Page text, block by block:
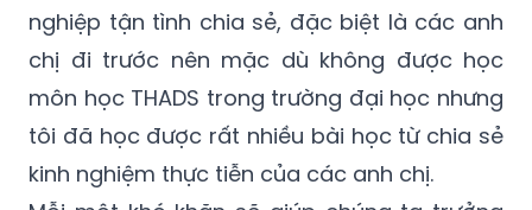
nghiệp tận tình chia sẻ, đặc biệt là các anh
chị đi trước nên mặc dù không được học
môn học THADS trong trường đại học nhưng
tôi đã học được rất nhiều bài học từ chia sẻ
kinh nghiệm thực tiễn của các anh chị.